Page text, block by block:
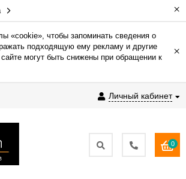
×
«cookie», чтобы запоминать сведения о
подходящую ему рекламу и другие
могут быть снижены при обращении к
×
Личный кабинет
0